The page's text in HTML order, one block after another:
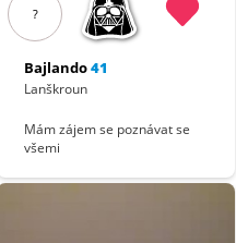
?
Bajlando41
Lanškroun
Mám zájem se poznávat se
všemi